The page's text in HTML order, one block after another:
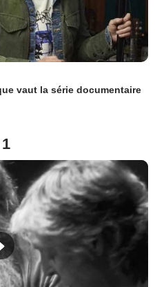
vaut la série documentaire